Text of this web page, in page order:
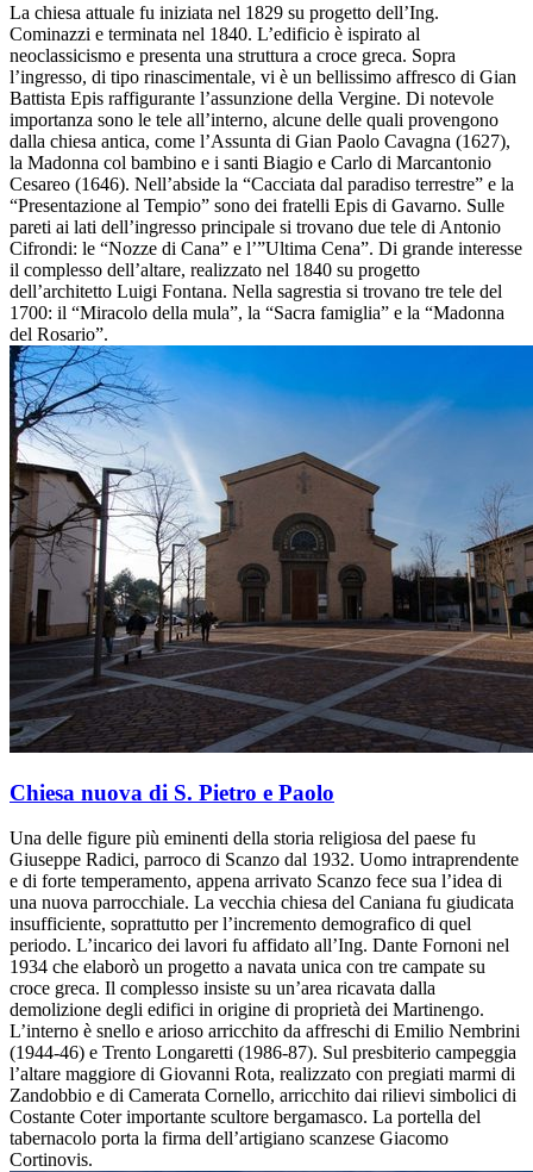
La chiesa attuale fu iniziata nel 1829 su progetto dell’Ing.
Cominazzi e terminata nel 1840. L’edificio è ispirato al
neoclassicismo e presenta una struttura a croce greca. Sopra
l’ingresso, di tipo rinascimentale, vi è un bellissimo affresco di Gian
Battista Epis raffigurante l’assunzione della Vergine. Di notevole
importanza sono le tele all’interno, alcune delle quali provengono
dalla chiesa antica, come l’Assunta di Gian Paolo Cavagna (1627),
la Madonna col bambino e i santi Biagio e Carlo di Marcantonio
Cesareo (1646). Nell’abside la “Cacciata dal paradiso terrestre” e la
“Presentazione al Tempio” sono dei fratelli Epis di Gavarno. Sulle
pareti ai lati dell’ingresso principale si trovano due tele di Antonio
Cifrondi: le “Nozze di Cana” e l’”Ultima Cena”. Di grande interesse
il complesso dell’altare, realizzato nel 1840 su progetto
dell’architetto Luigi Fontana. Nella sagrestia si trovano tre tele del
1700: il “Miracolo della mula”, la “Sacra famiglia” e la “Madonna
del Rosario”.
Chiesa nuova di S. Pietro e Paolo
Una delle figure più eminenti della storia religiosa del paese fu
Giuseppe Radici, parroco di Scanzo dal 1932. Uomo intraprendente
e di forte temperamento, appena arrivato Scanzo fece sua l’idea di
una nuova parrocchiale. La vecchia chiesa del Caniana fu giudicata
insufficiente, soprattutto per l’incremento demografico di quel
periodo. L’incarico dei lavori fu affidato all’Ing. Dante Fornoni nel
1934 che elaborò un progetto a navata unica con tre campate su
croce greca. Il complesso insiste su un’area ricavata dalla
demolizione degli edifici in origine di proprietà dei Martinengo.
L’interno è snello e arioso arricchito da affreschi di Emilio Nembrini
(1944-46) e Trento Longaretti (1986-87). Sul presbiterio campeggia
l’altare maggiore di Giovanni Rota, realizzato con pregiati marmi di
Zandobbio e di Camerata Cornello, arricchito dai rilievi simbolici di
Costante Coter importante scultore bergamasco. La portella del
tabernacolo porta la firma dell’artigiano scanzese Giacomo
Cortinovis.